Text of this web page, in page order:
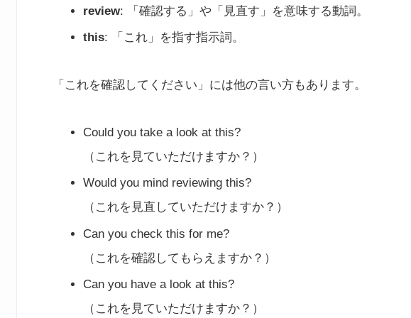
review: 「確認する」や「見直す」を意味する動詞。
this: 「これ」を指す指示詞。
「これを確認してください」には他の言い方もあります。
Could you take a look at this?
（これを見ていただけますか？）
Would you mind reviewing this?
（これを見直していただけますか？）
Can you check this for me?
（これを確認してもらえますか？）
Can you have a look at this?
（これを見ていただけますか？）